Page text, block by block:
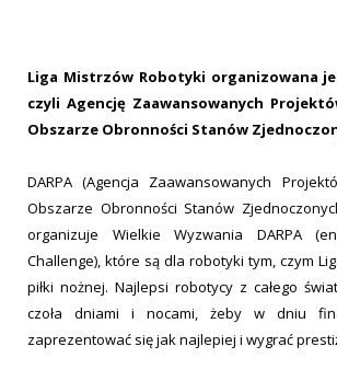
Liga Mistrzów Robotyki organizowana
czyli Agencję Zaawansowanych
Obszarze Obronności Stanów
DARPA (Agencja Zaawansowanych
Obszarze Obronności Stanów
organizuje Wielkie Wyzwania DARPA
Challenge), które są dla robotyki tym, czym
piłki nożnej. Najlepsi robotycy z całego
czoła dniami i nocami, żeby w dniu
zaprezentować się jak najlepiej i wygrać